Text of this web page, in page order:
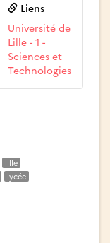
Liens
Université de
Lille - 1 -
Sciences et
Technologies
lille
lycée